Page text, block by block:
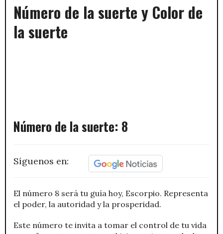
Número de la suerte y Color de
la suerte
Número de la suerte: 8
Síguenos en:
El número 8 será tu guía hoy, Escorpio. Representa
el poder, la autoridad y la prosperidad.
Este número te invita a tomar el control de tu vida